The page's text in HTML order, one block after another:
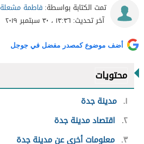
تمت الكتابة بواسطة: فاطمة مشعلة
آخر تحديث: ١٣:٣٦ ، ٣٠ سبتمبر ٢٠١٩
أضف موضوع كمصدر مفضل في جوجل
محتويات
١ مدينة جدة
٢ اقتصاد مدينة جدة
٣ معلومات أخرى عن مدينة جدة